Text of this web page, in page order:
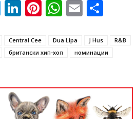
Twitter
LinkedIn
Pinterest
WhatsApp
Email
Central Cee Dua Lipa J Hus
R&B
британски хип-хоп
номинации